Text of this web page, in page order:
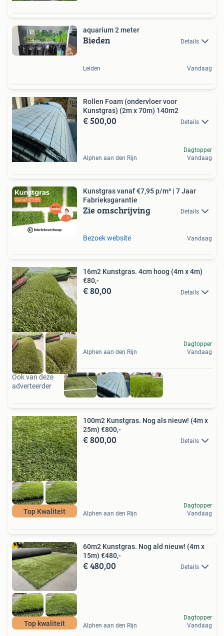
aquarium 2 meter
Bieden Details
Leiden Vandaag
Rollen Foam (ondervloer voor
Kunstgras) (2m x 70m) 140m2
€ 500,00 Details
Alphen aan den Rijn
Dagtopper
Vandaag
Kunstgras vanaf €7,95 p/m² | 7 Jaar
Fabrieksgarantie
Zie omschrijving Details
Bezoek website Vandaag
16m2 Kunstgras. 4cm hoog (4m x 4m)
€80,-
€ 80,00 Details
Alphen aan den Rijn
Dagtopper
Vandaag
Ook van deze
adverteerder
Top Kwaliteit
100m2 Kunstgras. Nog als nieuw! (4m x
25m) €800,-
€ 800,00 Details
Alphen aan den Rijn
Dagtopper
Vandaag
Top kwaliteit
60m2 Kunstgras. Nog ald nieuw! (4m x
15m) €480,-
€ 480,00 Details
Alphen aan den Rijn
Dagtopper
Vandaag